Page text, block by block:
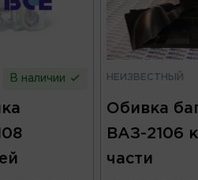
В наличии НЕИЗВЕСТНЫЙ
Обивка
ВАЗ-2106
части